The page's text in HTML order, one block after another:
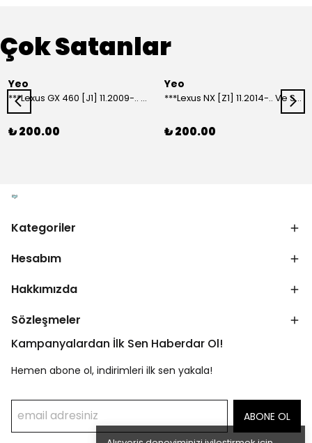
Çok Satanlar
Yeo
***Lexus GX 460 [J1] 11.2009-.. Ve Sonrası Model Yılları İçin Uyumlu Yeo Arka Silecek
₺ 200.00
Yeo
***Lexus NX [Z1] 11.2014-.. Ve Sonrası Model Yılları İçin Uyumlu Yeo Arka Silecek
₺ 200.00
Kategoriler
Hesabım
Hakkımızda
Sözleşmeler
Kampanyalardan İlk Sen Haberdar Ol!
Hemen abone ol, indirimleri ilk sen yakala!
ABONE OL